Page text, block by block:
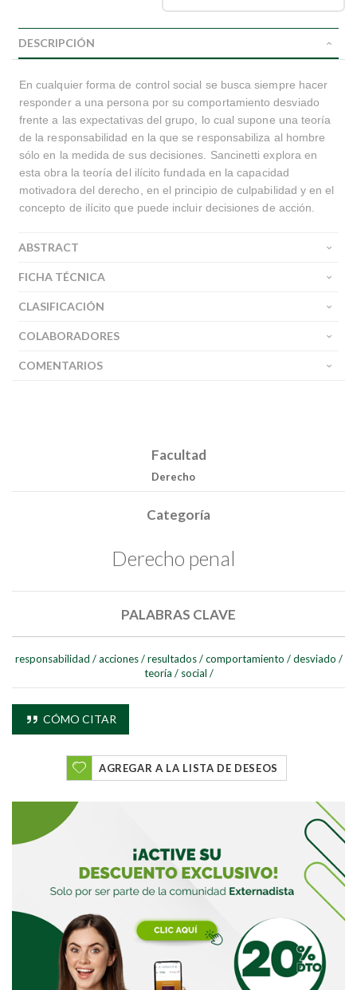
Buscar
Buscar
DESCRIPCIÓN
En cualquier forma de control social se busca siempre hacer
responder a una persona por su comportamiento desviado
frente a las expectativas del grupo, lo cual supone una teoría
de la responsabilidad en la que se responsabiliza al hombre
sólo en la medida de sus decisiones. Sancinetti explora en
esta obra la teoría del ilícito fundada en la capacidad
motivadora del derecho, en el principio de culpabilidad y en el
concepto de ilícito que puede incluir decisiones de acción.
ABSTRACT
FICHA TÉCNICA
CLASIFICACIÓN
COLABORADORES
COMENTARIOS
Facultad
Derecho
Categoría
Derecho penal
PALABRAS CLAVE
responsabilidad / acciones / resultados / comportamiento / desviado /
teoría / social /
CÓMO CITAR
AGREGAR A LA LISTA DE DESEOS